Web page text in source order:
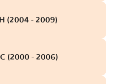
(2004 - 2009)
(2000 - 2006)